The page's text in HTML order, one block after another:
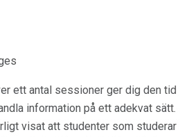
ett antal sessioner ger dig den tid
information på ett adekvat sätt.
visat att studenter som studerar